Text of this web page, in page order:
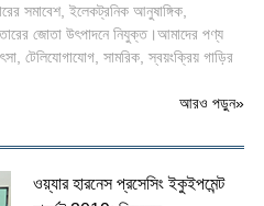
সমাবেশ, ইলেকট্রনিক আনুষাঙ্গিক,
জোতা উৎপাদনে নিযুক্ত।আমাদের পণ্য
টেলিযোগাযোগ, সামরিক, স্বয়ংক্রিয় গাড়ির
আরও পড়ুন»
ওয়্যার হারনেস প্রসেসিং ইকুইপমেন্ট